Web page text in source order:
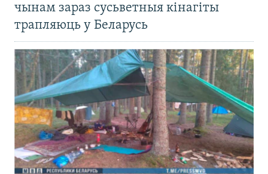
чынам зараз сусьветныя кінагіты
трапляюць у Беларусь